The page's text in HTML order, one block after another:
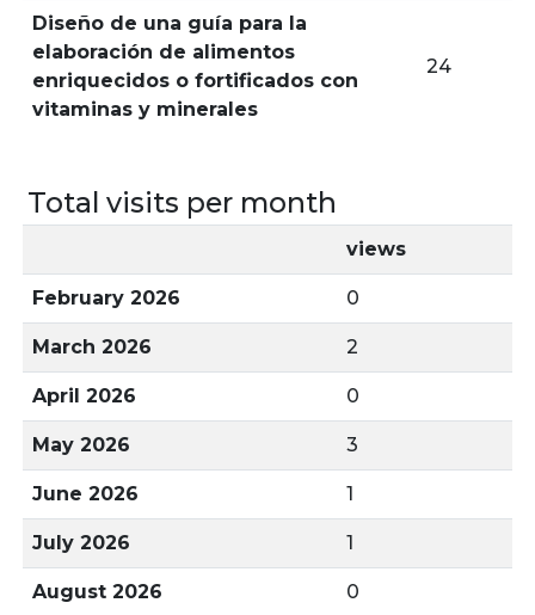
Diseño de una guía para la
elaboración de alimentos
enriquecidos o fortificados con
vitaminas y minerales
24
Total visits per month
views
February 2026 0
March 2026 2
April 2026 0
May 2026 3
June 2026 1
July 2026 1
August 2026 0